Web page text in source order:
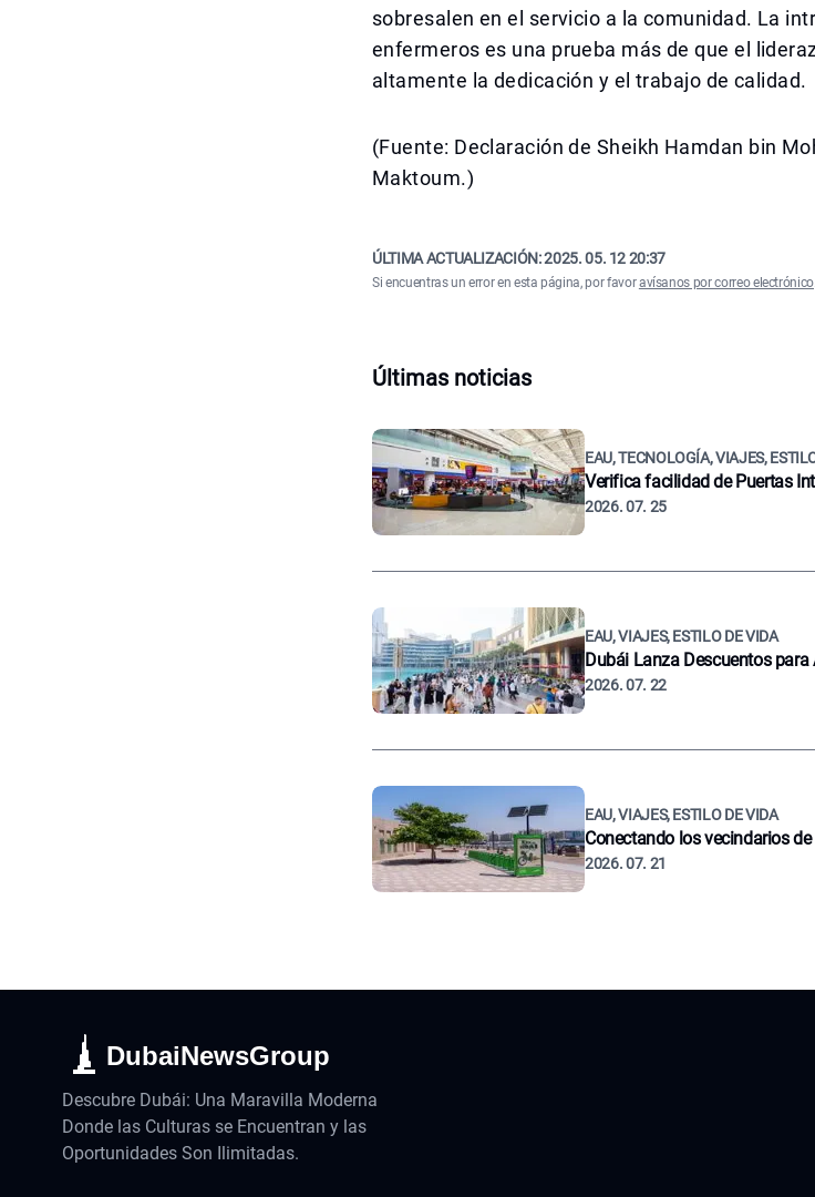
sobresalen en el servicio a la comunidad. La
enfermeros es una prueba más de que el
altamente la dedicación y el trabajo de calidad.
(Fuente: Declaración de Sheikh Hamdan bin
Maktoum.)
ÚLTIMA ACTUALIZACIÓN:2025. 05. 12 20:37
Si encuentras un error en esta página, por favoravísanos por correo electrónico
Últimas noticias
EAU, TECNOLOGÍA, VIAJES,
Verifica facilidad de Puertas
2026. 07. 25
EAU, VIAJES, ESTILO DE VIDA
Dubái Lanza Descuentos
2026. 07. 22
EAU, VIAJES, ESTILO DE VIDA
Conectando los vecindarios
2026. 07. 21
DubaiNewsGroup
Descubre Dubái: Una Maravilla Moderna
Donde las Culturas se Encuentran y las
Oportunidades Son Ilimitadas.